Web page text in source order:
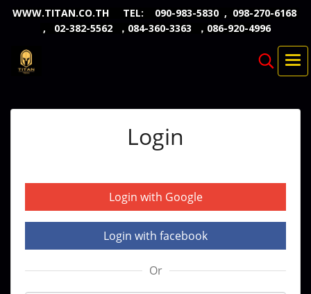
WWW.TITAN.CO.TH TEL: 090-983-5830 , 098-270-6168
, 02-382-5562 ，084-360-3363 ，086-920-4996
Login
Login with Google
Login with facebook
Or